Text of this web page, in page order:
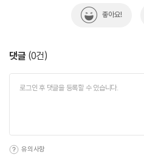
좋아요!
댓글 (0건)
유의사항